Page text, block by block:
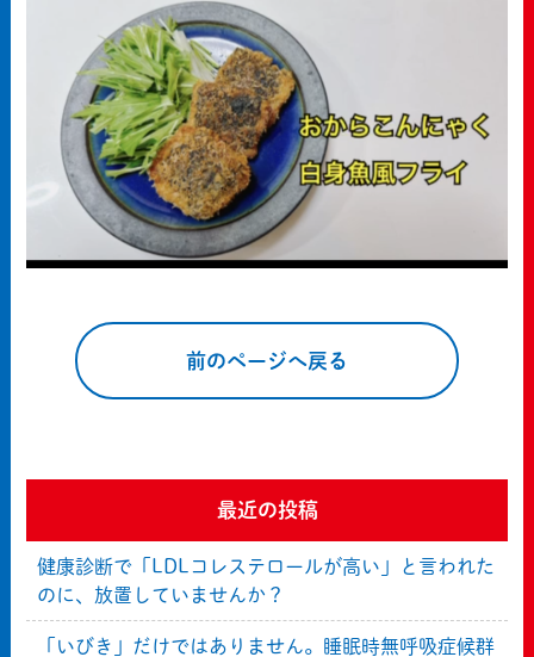
前のページへ戻る
最近の投稿
健康診断で「LDLコレステロールが高い」と言われた
のに、放置していませんか？
「いびき」だけではありません。睡眠時無呼吸症候群